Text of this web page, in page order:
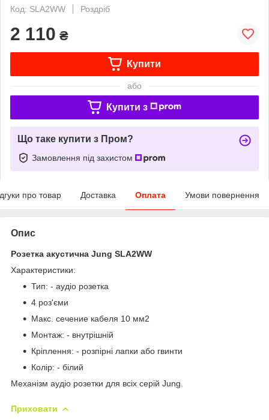
Код: SLA2WW
Роздріб
2 110 ₴
Купити
або
Купити з
Що таке купити з Пром?
Замовлення під захистом
про товар Доставка Оплата Умови повернення
Опис
Розетка акустична Jung SLA2WW
Характеристики:
Тип: - аудіо розетка
4 роз'єми
Макс. сечение кабеля 10 мм2
Монтаж: - внутрішній
Кріплення: - розпірні лапки або гвинти
Колір: - білий
Механізм аудіо розетки для всіх серій Jung.
Приховати